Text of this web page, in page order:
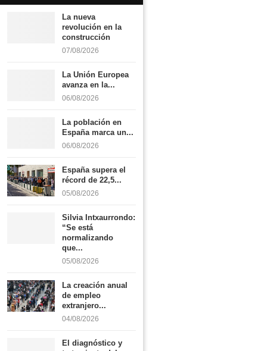
La nueva
revolución en la
construcción
07/08/2026
La Unión Europea
avanza en la...
06/08/2026
La población en
España marca un...
06/08/2026
España supera el
récord de 22,5...
05/08/2026
Silvia Intxaurrondo:
“Se está
normalizando
que...
05/08/2026
La creación anual
de empleo
extranjero...
04/08/2026
El diagnóstico y